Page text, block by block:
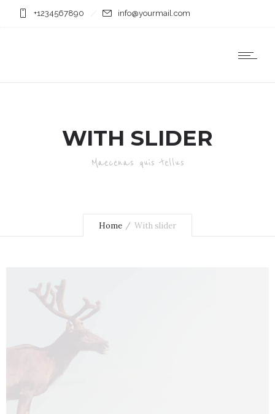
+1234567890 info@yourmail.com
WITH SLIDER
Maecenas quis tellus
Home With slider